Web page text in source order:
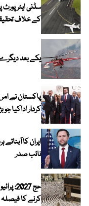
کے خلاف
یکے بعد دیگرے 2 ہیلی کاپٹر گر کر تباہ؛ متعدد
پاکستان نے
کردار اداکیا
ایران کا
نائب صدر
حج
کرنے کا فیصلہ